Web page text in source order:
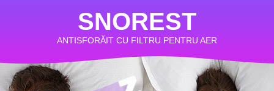
SNOREST
ANTISFORĂIT CU FILTRU PENTRU AER